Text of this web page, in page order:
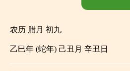
农历 腊月 初九
乙巳年 (蛇年) 己丑月 辛丑日